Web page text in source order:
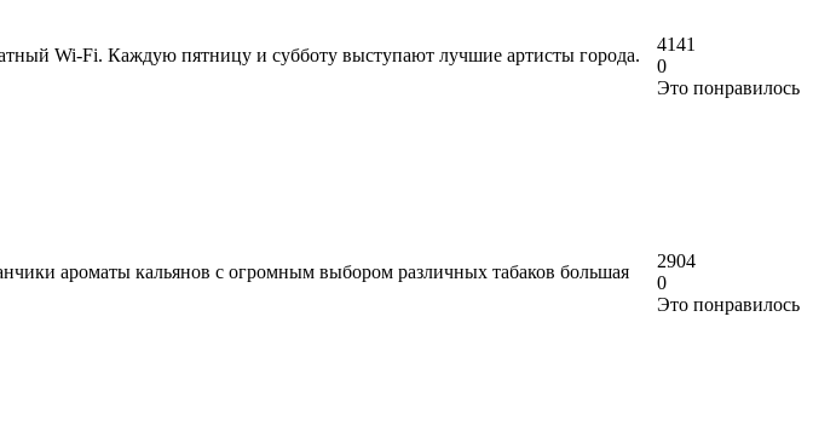
Wi-Fi. Каждую пятницу и субботу выступают лучшие артисты города.
4141
0
Это понравилось
ароматы кальянов с огромным выбором различных табаков большая
2904
0
Это понравилось